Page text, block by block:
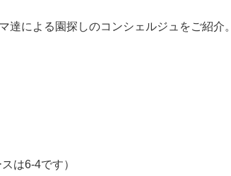
による園探しのコンシェルジュをご紹介。
は6-4です）